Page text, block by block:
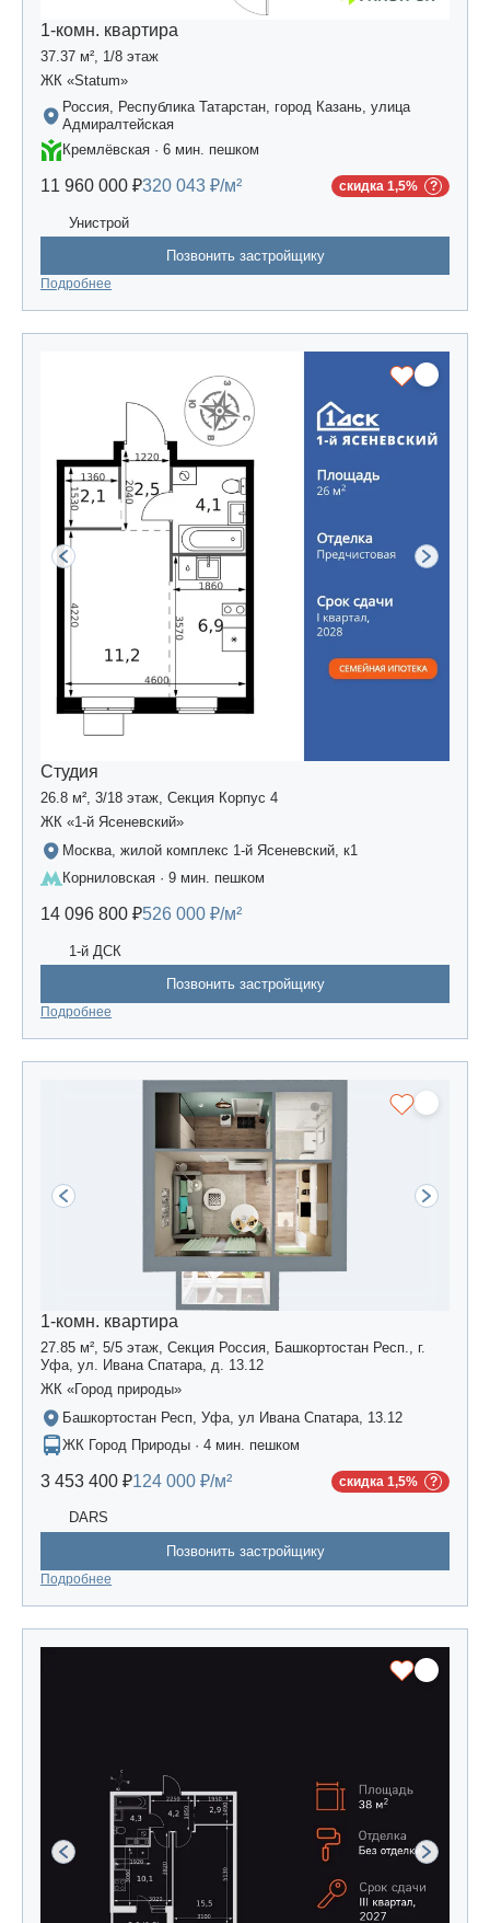
1-комн. квартира
37.37 м², 1/8 этаж
ЖК «Statum»
Россия, Республика Татарстан, город Казань, улица
Адмиралтейская
Кремлёвская · 6 мин. пешком
11 960 000 ₽320 043 ₽/м² скидка 1,5%
Унистрой
Позвонить застройщику
Подробнее
Студия
26.8 м², 3/18 этаж, Секция Корпус 4
ЖК «1-й Ясеневский»
Москва, жилой комплекс 1-й Ясеневский, к1
Корниловская · 9 мин. пешком
14 096 800 ₽526 000 ₽/м²
1-й ДСК
Позвонить застройщику
Подробнее
1-комн. квартира
27.85 м², 5/5 этаж, Секция Россия, Башкортостан Респ., г.
Уфа, ул. Ивана Спатара, д. 13.12
ЖК «Город природы»
Башкортостан Респ, Уфа, ул Ивана Спатара, 13.12
ЖК Город Природы · 4 мин. пешком
3 453 400 ₽124 000 ₽/м² скидка 1,5%
DARS
Позвонить застройщику
Подробнее